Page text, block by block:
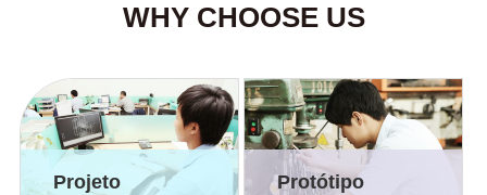
WHY CHOOSE US
Projeto Protótipo